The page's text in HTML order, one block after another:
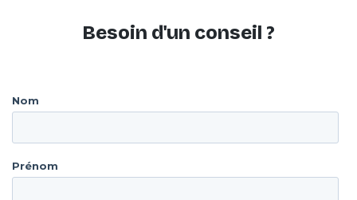
Besoin d'un conseil ?